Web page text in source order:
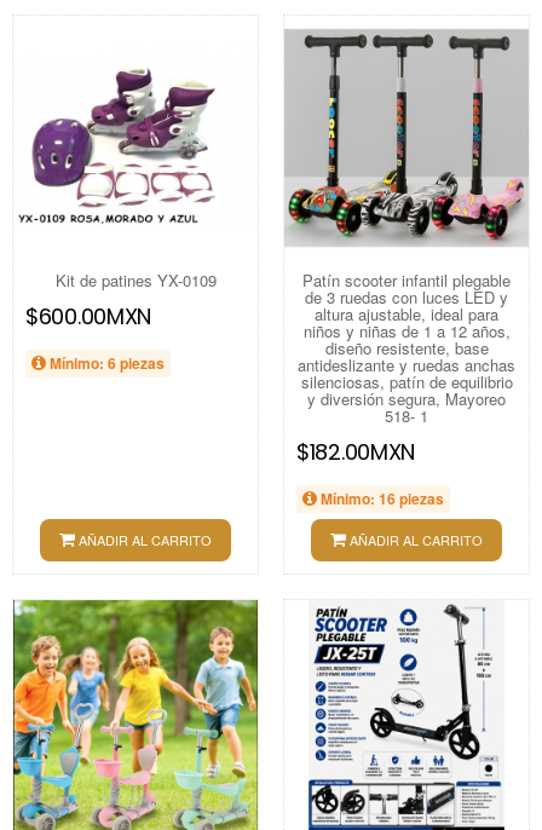
Kit de patines YX-0109
$600.00MXN
Mínimo: 6 piezas
AÑADIR AL CARRITO
Patín scooter infantil plegable
de 3 ruedas con luces LED y
altura ajustable, ideal para
niños y niñas de 1 a 12 años,
diseño resistente, base
antideslizante y ruedas anchas
silenciosas, patín de equilibrio
y diversión segura, Mayoreo
518- 1
$182.00MXN
Mínimo: 16 piezas
AÑADIR AL CARRITO